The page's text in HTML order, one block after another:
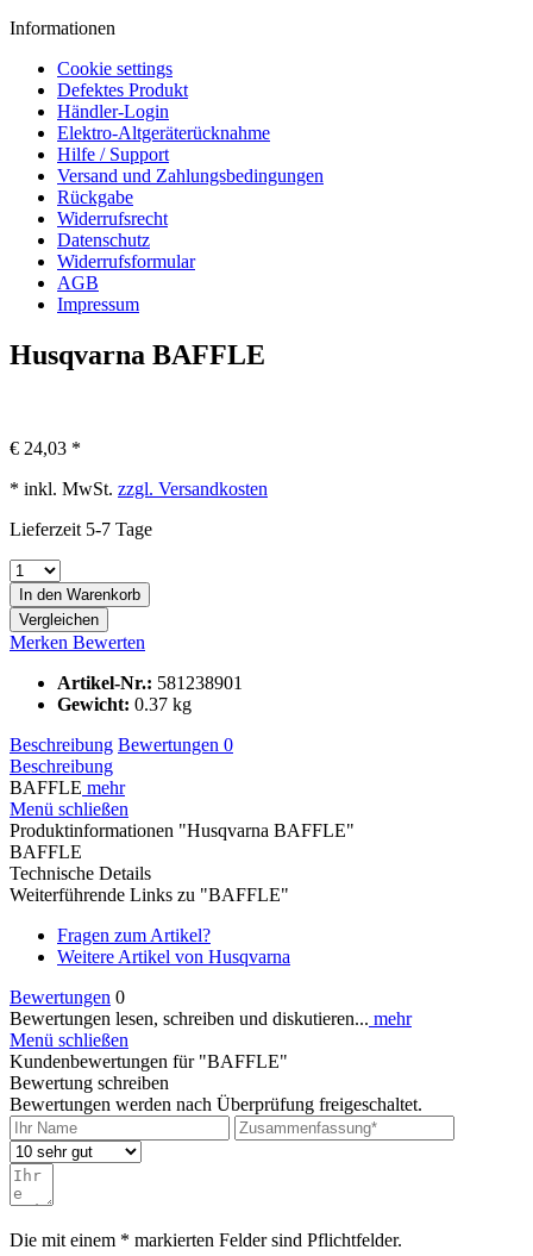
Informationen
Cookie settings
Defektes Produkt
Händler-Login
Elektro-Altgeräterücknahme
Hilfe / Support
Versand und Zahlungsbedingungen
Rückgabe
Widerrufsrecht
Datenschutz
Widerrufsformular
AGB
Impressum
Husqvarna BAFFLE
€ 24,03 *
* inkl. MwSt. zzgl. Versandkosten
Lieferzeit 5-7 Tage
In den Warenkorb
Vergleichen
Merken Bewerten
Artikel-Nr.: 581238901
Gewicht: 0.37 kg
Beschreibung Bewertungen 0
Beschreibung
BAFFLE mehr
Menü schließen
Produktinformationen "Husqvarna BAFFLE"
BAFFLE
Technische Details
Weiterführende Links zu "BAFFLE"
Fragen zum Artikel?
Weitere Artikel von Husqvarna
Bewertungen 0
Bewertungen lesen, schreiben und diskutieren... mehr
Menü schließen
Kundenbewertungen für "BAFFLE"
Bewertung schreiben
Bewertungen werden nach Überprüfung freigeschaltet.
Die mit einem * markierten Felder sind Pflichtfelder.